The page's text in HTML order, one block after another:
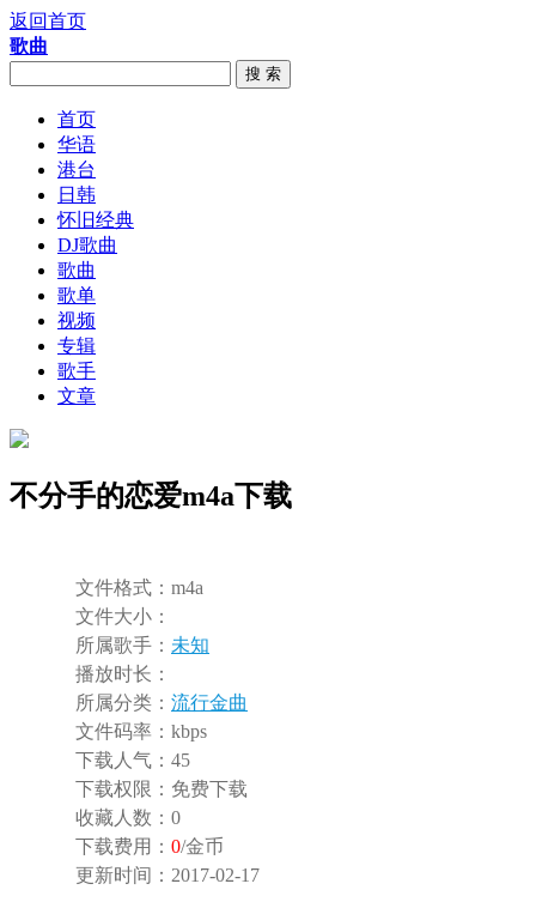
返回首页
歌曲
搜 索
首页
华语
港台
日韩
怀旧经典
DJ歌曲
歌曲
歌单
视频
专辑
歌手
文章
不分手的恋爱m4a下载
文件格式： m4a
文件大小：
所属歌手： 未知
播放时长：
所属分类： 流行金曲
文件码率： kbps
下载人气： 45
下载权限： 免费下载
收藏人数： 0
下载费用： 0/金币
更新时间： 2017-02-17